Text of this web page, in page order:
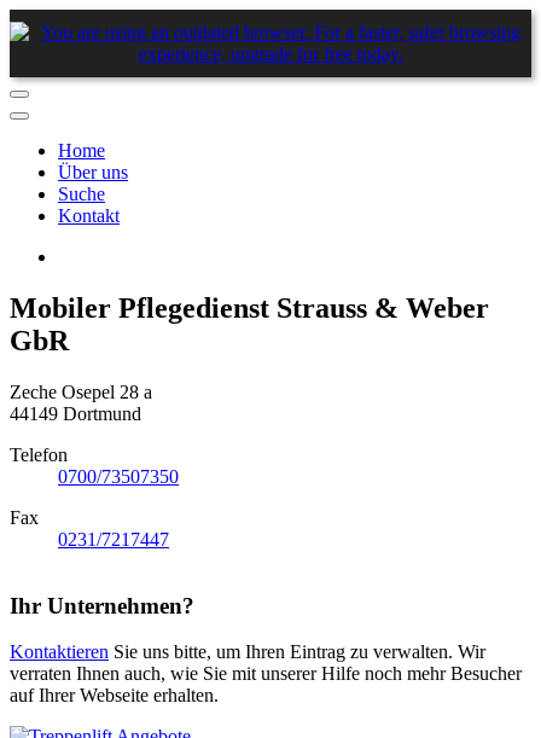
Home
Über uns
Suche
Kontakt
Mobiler Pflegedienst Strauss & Weber
GbR
Zeche Osepel 28 a
44149 Dortmund
Telefon
0700/73507350
Fax
0231/7217447
Ihr Unternehmen?
Kontaktieren Sie uns bitte, um Ihren Eintrag zu verwalten. Wir
verraten Ihnen auch, wie Sie mit unserer Hilfe noch mehr Besucher
auf Ihrer Webseite erhalten.